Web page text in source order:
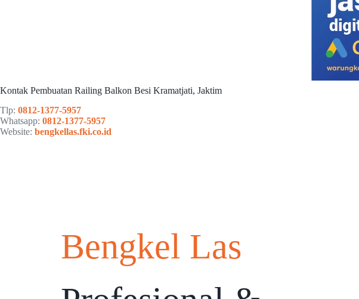
Kontak Pembuatan Railing Balkon Besi Kramatjati, Jaktim
Tlp: 0812-1377-5957
Whatsapp: 0812-1377-5957
Website: bengkellas.fki.co.id
Bengkel Las